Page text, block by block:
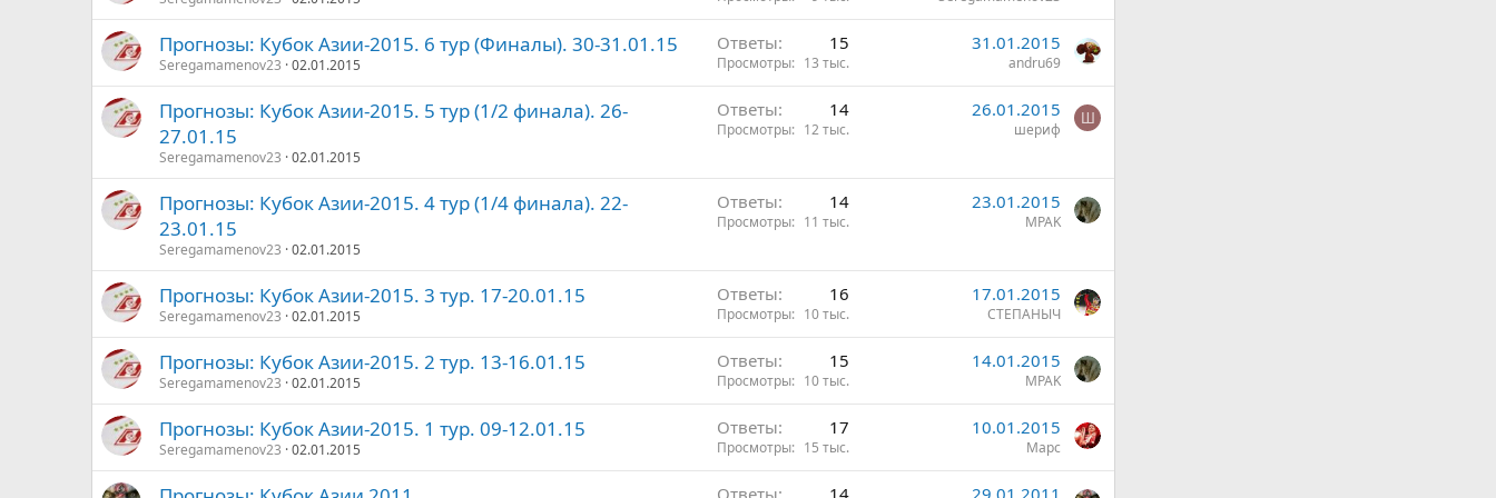
п
к
п
о
Прогнозы: Кубок Азии-2015. 6 тур (Финалы). 30-31.01.15
Seregamamenov23 02.01.2015
Ответы 15
Просмотры 13 тыс.
31.01.2015
andru69
Прогнозы: Кубок Азии-2015. 5 тур (1/2 финала). 26-
27.01.15
Seregamamenov23 02.01.2015
Ответы 14
Просмотры 12 тыс.
26.01.2015
шериф
Ш
Прогнозы: Кубок Азии-2015. 4 тур (1/4 финала). 22-
23.01.15
Seregamamenov23 02.01.2015
Ответы 14
Просмотры 11 тыс.
23.01.2015
MPAK
Прогнозы: Кубок Азии-2015. 3 тур. 17-20.01.15
Seregamamenov23 02.01.2015
Ответы 16
Просмотры 10 тыс.
17.01.2015
СТЕПАНЫЧ
Прогнозы: Кубок Азии-2015. 2 тур. 13-16.01.15
Seregamamenov23 02.01.2015
Ответы 15
Просмотры 10 тыс.
14.01.2015
MPAK
Прогнозы: Кубок Азии-2015. 1 тур. 09-12.01.15
Seregamamenov23 02.01.2015
Ответы 17
Просмотры 15 тыс.
10.01.2015
Марс
Ответы 14 29.01.2011